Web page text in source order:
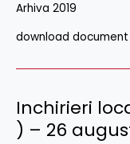
Arhiva 2019
download document
Inchirieri
) – 26